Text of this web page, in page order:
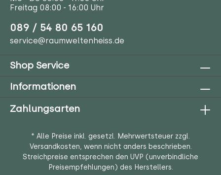
Freitag 08:00 - 16:00 Uhr
089 / 54 80 65 160
service@raumweltenheiss.de
Shop Service
Informationen
Zahlungsarten
* Alle Preise inkl. gesetzl. Mehrwertsteuer zzgl.
Versandkosten, wenn nicht anders beschrieben.
Streichpreise entsprechen den UVP (unverbindliche
Preisempfehlungen) des Herstellers.